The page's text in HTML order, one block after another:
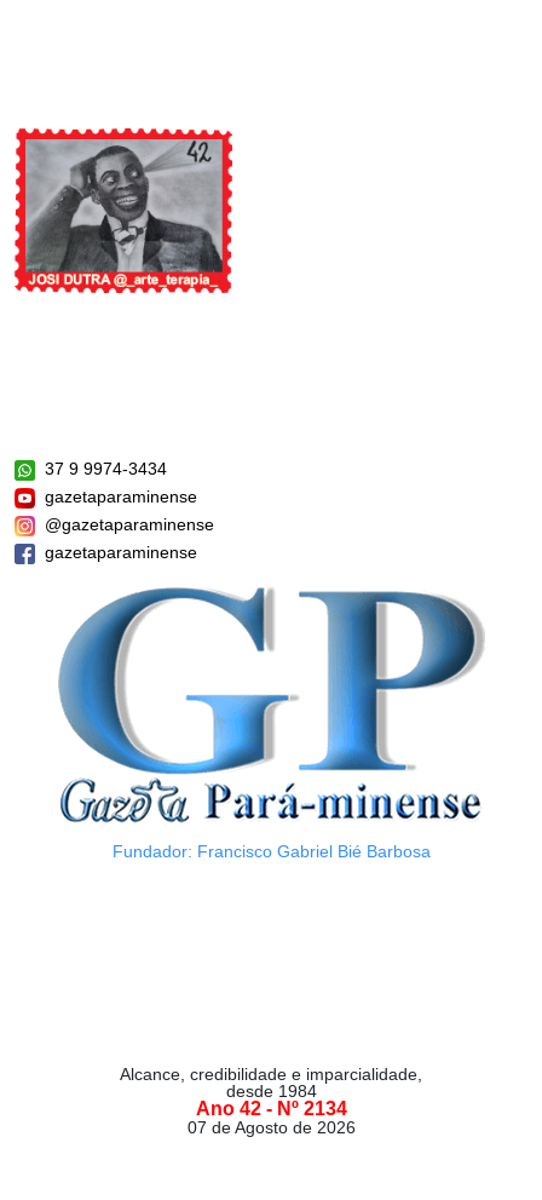
37 9 9974-3434
gazetaparaminense
@gazetaparaminense
gazetaparaminense
Fundador: Francisco Gabriel Bié Barbosa
Alcance, credibilidade e imparcialidade,
desde 1984
Ano 42 - Nº 2134
07 de Agosto de 2026